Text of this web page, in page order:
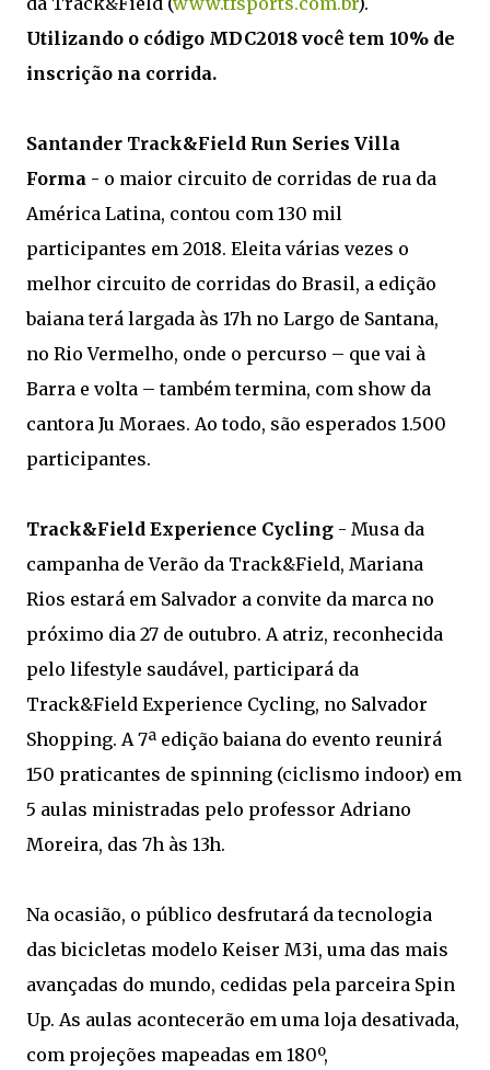
Utilizando o código MDC2018 você tem 10% de
inscrição na corrida.
Santander Track&Field Run Series Villa
Forma - o maior circuito de corridas de rua da
América Latina, contou com 130 mil
participantes em 2018. Eleita várias vezes o
melhor circuito de corridas do Brasil, a edição
baiana terá largada às 17h no Largo de Santana,
no Rio Vermelho, onde o percurso – que vai à
Barra e volta – também termina, com show da
cantora Ju Moraes. Ao todo, são esperados 1.500
participantes.
Track&Field Experience Cycling - Musa da
campanha de Verão da Track&Field, Mariana
Rios estará em Salvador a convite da marca no
próximo dia 27 de outubro. A atriz, reconhecida
pelo lifestyle saudável, participará da
Track&Field Experience Cycling, no Salvador
Shopping. A 7ª edição baiana do evento reunirá
150 praticantes de spinning (ciclismo indoor) em
5 aulas ministradas pelo professor Adriano
Moreira, das 7h às 13h.
Na ocasião, o público desfrutará da tecnologia
das bicicletas modelo Keiser M3i, uma das mais
avançadas do mundo, cedidas pela parceira Spin
Up. As aulas acontecerão em uma loja desativada,
com projeções mapeadas em 180º,